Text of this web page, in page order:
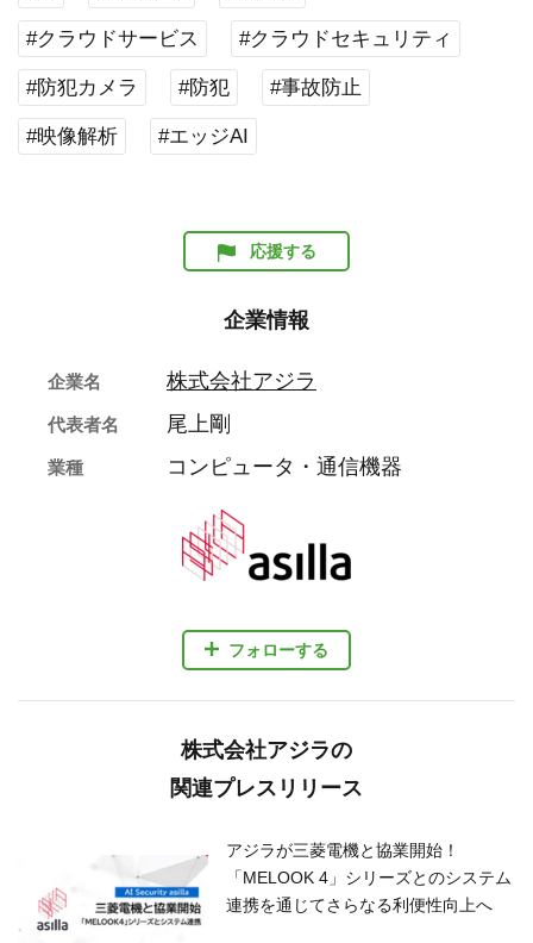
#クラウドサービス #クラウドセキュリティ
#防犯カメラ #防犯 #事故防止
#映像解析 #エッジAI
応援する
企業情報
フォローする
企業名 株式会社アジラ
代表者名 尾上剛
業種 コンピュータ・通信機器
株式会社アジラの
関連プレスリリース
アジラが三菱電機と協業開始！
「MELOOK 4」シリーズとのシステム
連携を通じてさらなる利便性向上へ